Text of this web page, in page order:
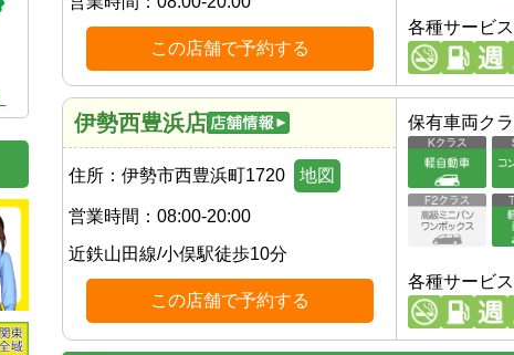
この店舗で予約する
各種サービス
伊勢西豊浜店
住所： 伊勢市西豊浜町1720 地図
営業時間： 08:00-20:00
近鉄山田線/小俣駅徒歩10分
この店舗で予約する
保有車両ク
各種サービス